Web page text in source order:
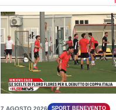
Benevento Calcio: Le scelte
Floro Flores per il debutto
Italia
Il Benevento è pronto al debutto
Italia. Scelte...